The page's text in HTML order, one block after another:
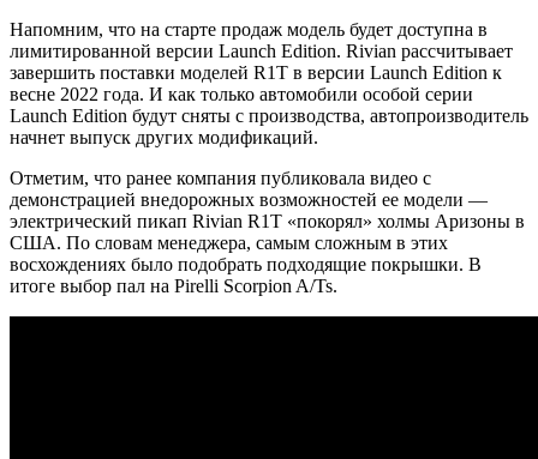
Напомним, что на старте продаж модель будет доступна в
лимитированной версии Launch Edition. Rivian рассчитывает
завершить поставки моделей R1T в версии Launch Edition к
весне 2022 года. И как только автомобили особой серии
Launch Edition будут сняты с производства, автопроизводитель
начнет выпуск других модификаций.
Отметим, что ранее компания публиковала видео с
демонстрацией внедорожных возможностей ее модели —
электрический пикап Rivian R1T «покорял» холмы Аризоны в
США. По словам менеджера, самым сложным в этих
восхождениях было подобрать подходящие покрышки. В
итоге выбор пал на Pirelli Scorpion A/Ts.